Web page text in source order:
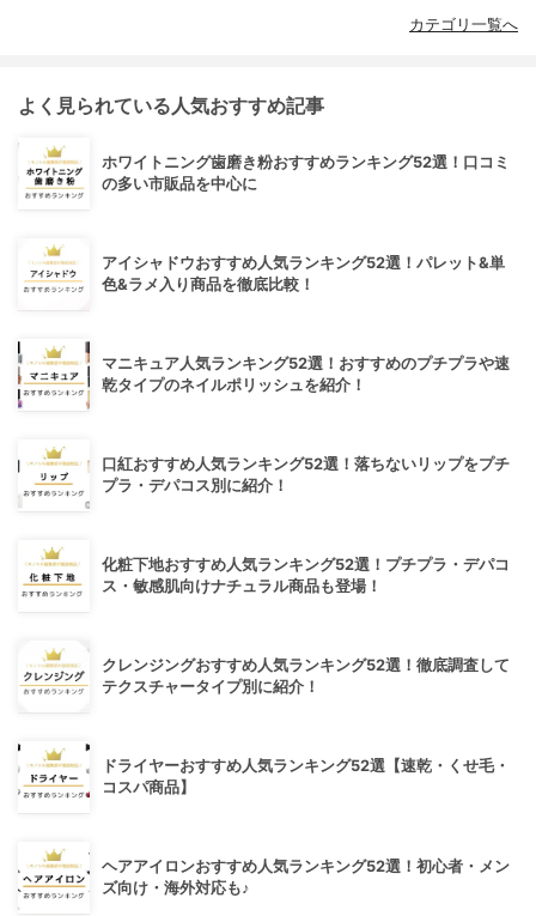
カテゴリ一覧へ
よく見られている人気おすすめ記事
ホワイトニング歯磨き粉おすすめランキング52選！口コミ
の多い市販品を中心に
アイシャドウおすすめ人気ランキング52選！パレット&単
色&ラメ入り商品を徹底比較！
マニキュア人気ランキング52選！おすすめのプチプラや速
乾タイプのネイルポリッシュを紹介！
口紅おすすめ人気ランキング52選！落ちないリップをプチ
プラ・デパコス別に紹介！
化粧下地おすすめ人気ランキング52選！プチプラ・デパコ
ス・敏感肌向けナチュラル商品も登場！
クレンジングおすすめ人気ランキング52選！徹底調査して
テクスチャータイプ別に紹介！
ドライヤーおすすめ人気ランキング52選【速乾・くせ毛・
コスパ商品】
ヘアアイロンおすすめ人気ランキング52選！初心者・メン
ズ向け・海外対応も♪